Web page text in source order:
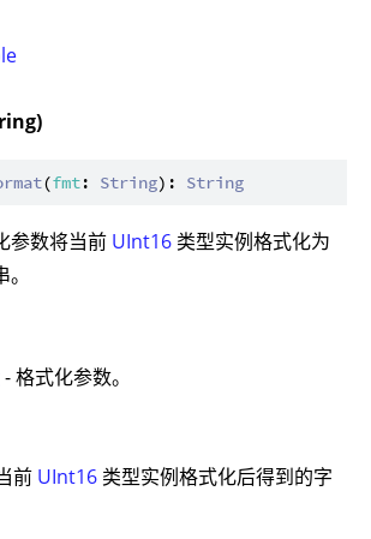
(fmt: String): String
参数将当前 UInt16 类型实例格式化为
- 格式化参数。
前 UInt16 类型实例格式化后得到的字